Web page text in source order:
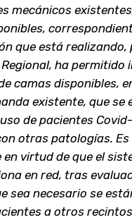
mecánicos
que está realizando,
ha permitido
camas disponibles,
existente, que se
de pacientes
otras patologías.
en virtud de que el
en red, tras
sea necesario se
a otros